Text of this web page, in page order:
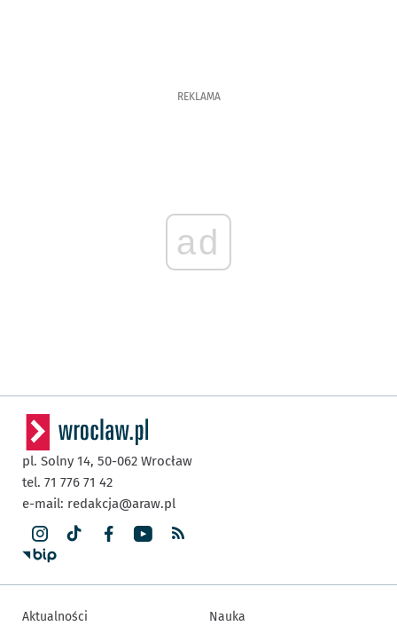
REKLAMA
ad
pl. Solny 14, 50-062 Wrocław
tel. 71 776 71 42
e-mail: redakcja@araw.pl
Aktualności Nauka